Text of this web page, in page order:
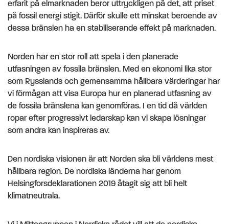
erfarit på elmarknaden beror uttryckligen på det, att priset
på fossil energi stigit. Därför skulle ett minskat beroende av
dessa bränslen ha en stabiliserande effekt på marknaden.
Norden har en stor roll att spela i den planerade
utfasningen av fossila bränslen. Med en ekonomi lika stor
som Rysslands och gemensamma hållbara värderingar har
vi förmågan att visa Europa hur en planerad utfasning av
de fossila bränslena kan genomföras. I en tid då världen
ropar efter progressivt ledarskap kan vi skapa lösningar
som andra kan inspireras av.
Den nordiska visionen är att Norden ska bli världens mest
hållbara region. De nordiska länderna har genom
Helsingforsdeklarationen 2019 åtagit sig att bli helt
klimatneutrala.